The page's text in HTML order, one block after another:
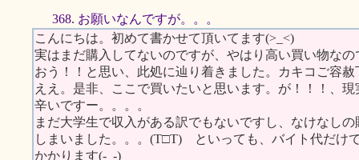
368. お願いなんですが。。。
こんにちは。初めて書かせて頂いてます(>_<)
実はまだ購入してないのですが、やはり高い買い物な
おう！！と思い、此処に辿り着きました。カキコご容赦
ええ。是非、ここで買いたいと思います。が！！！、
辛いですー。。。。
まだ大学生で収入がある訳でもないですし、なけなし
しまいました。。。(T□T) といっても、バイト代だけ
かかります(-_-)